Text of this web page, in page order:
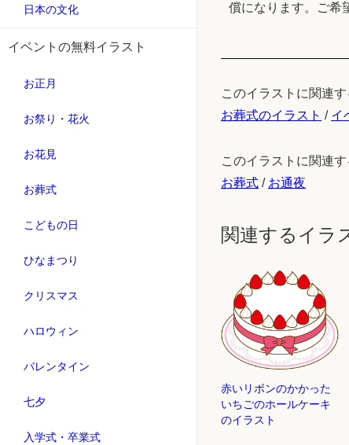
日本の文化
イベントの無料イラスト
お正月
お祭り・花火
お花見
お葬式
こどもの日
ひなまつり
クリスマス
ハロウィン
バレンタイン
七夕
入学式・卒業式
償になります。ご希
このイラストに関連
お葬式のイラスト / イ
このイラストに関連
お葬式 / お通夜
関連するイラ
赤いリボンのかかった
いちごのホールケーキ
のイラスト